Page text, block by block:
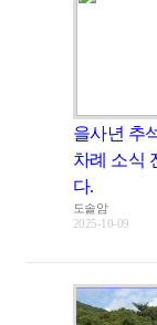
을사년 추
차례 소식
다.
도솔암
2025-10-09